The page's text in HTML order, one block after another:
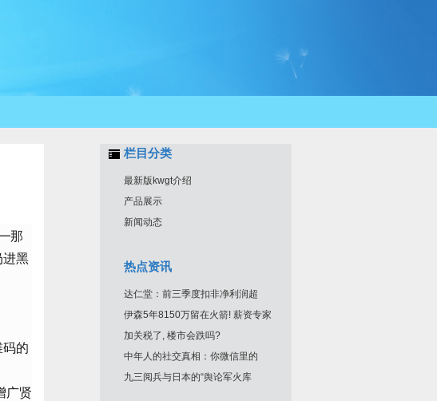
那
进黑
的
广贤
栏目分类
最新版kwgt介绍
产品展示
新闻动态
热点资讯
达仁堂：前三季度扣非净利润超
伊森5年8150万留在火箭! 薪资专家
加关税了, 楼市会跌吗?
中年人的社交真相：你微信里的
九三阅兵与日本的“舆论军火库